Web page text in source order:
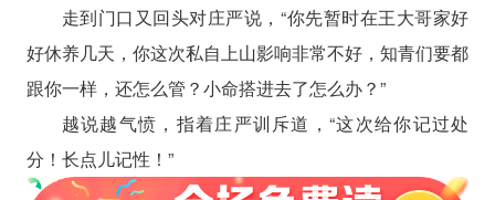
走到门口又回头对庄严说，“你先暂时在王大哥家好
好休养几天，你这次私自上山影响非常不好，知青们要都
跟你一样，还怎么管？小命搭进去了怎么办？”
越说越气愤，指着庄严训斥道，“这次给你记过处
分！长点儿记性！”